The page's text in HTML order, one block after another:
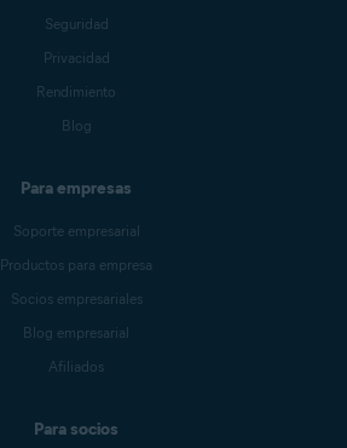
Seguridad
Privacidad
Rendimiento
Blog
Para empresas
Soporte empresarial
Productos para empresa
Socios empresariales
Blog empresarial
Afiliados
Para socios